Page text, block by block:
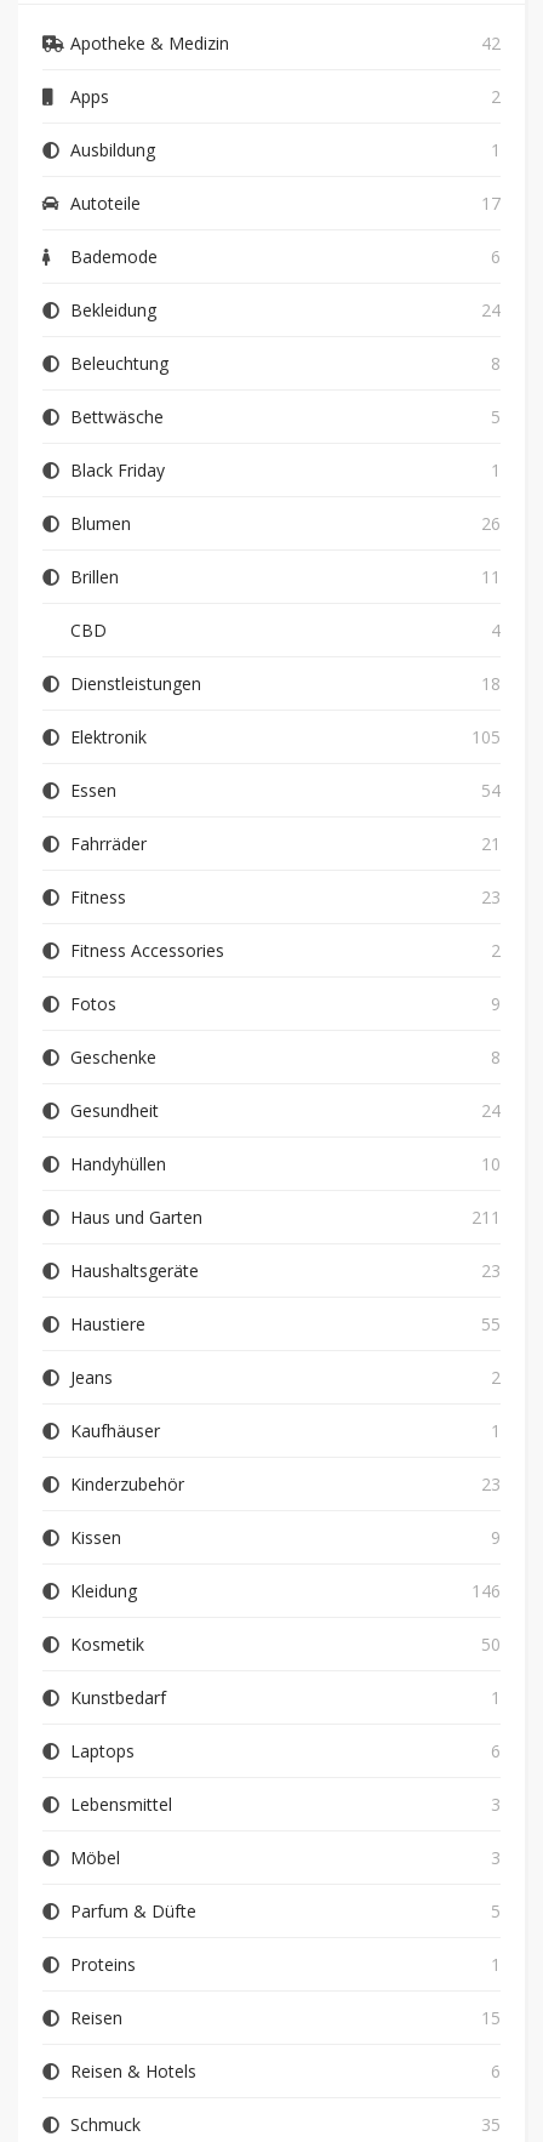
Apotheke & Medizin 42
Apps 2
Ausbildung 1
Autoteile 17
Bademode 6
Bekleidung 24
Beleuchtung 8
Bettwäsche 5
Black Friday 1
Blumen 26
Brillen 11
CBD 4
Dienstleistungen 18
Elektronik 105
Essen 54
Fahrräder 21
Fitness 23
Fitness Accessories 2
Fotos 9
Geschenke 8
Gesundheit 24
Handyhüllen 10
Haus und Garten 211
Haushaltsgeräte 23
Haustiere 55
Jeans 2
Kaufhäuser 1
Kinderzubehör 23
Kissen 9
Kleidung 146
Kosmetik 50
Kunstbedarf 1
Laptops 6
Lebensmittel 3
Möbel 3
Parfum & Düfte 5
Proteins 1
Reisen 15
Reisen & Hotels 6
Schmuck 35